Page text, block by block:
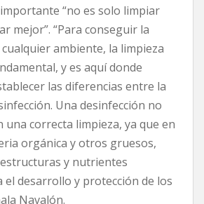
“no es solo limpiar
mejor”. “Para conseguir la
ambiente, la limpieza
y es aquí donde
las diferencias entre la
Una desinfección no
una correcta limpieza, ya que en
orgánica y otros gruesos,
y nutrientes
el desarrollo y protección de los
Navalón.